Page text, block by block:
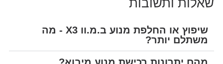
שאלות ותשובות
שיפוץ או החלפת מנוע ב.מ.וו X3 - מה
משתלם יותר?